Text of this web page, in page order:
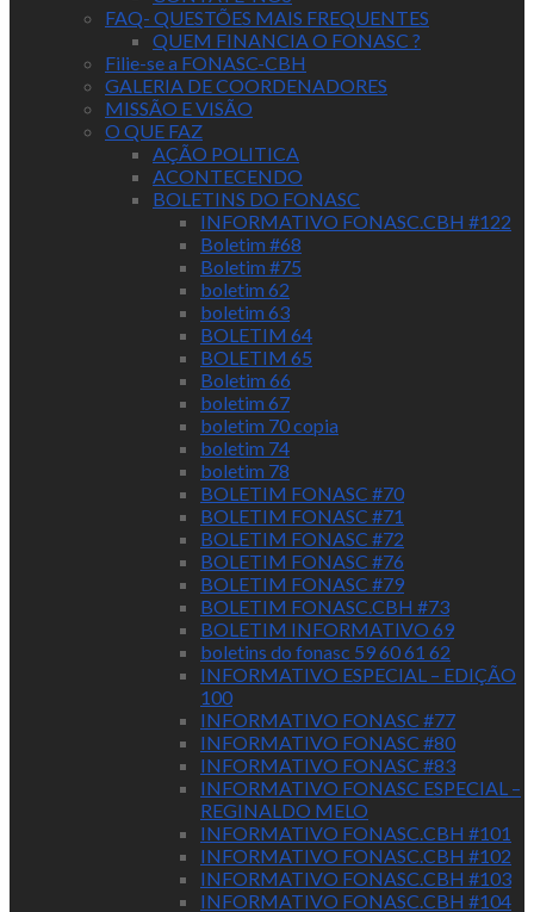
FAQ- QUESTÕES MAIS FREQUENTES
QUEM FINANCIA O FONASC ?
Filie-se a FONASC-CBH
GALERIA DE COORDENADORES
MISSÃO E VISÃO
O QUE FAZ
AÇÃO POLITICA
ACONTECENDO
BOLETINS DO FONASC
INFORMATIVO FONASC.CBH #122
Boletim #68
Boletim #75
boletim 62
boletim 63
BOLETIM 64
BOLETIM 65
Boletim 66
boletim 67
boletim 70 copia
boletim 74
boletim 78
BOLETIM FONASC #70
BOLETIM FONASC #71
BOLETIM FONASC #72
BOLETIM FONASC #76
BOLETIM FONASC #79
BOLETIM FONASC.CBH #73
BOLETIM INFORMATIVO 69
boletins do fonasc 59 60 61 62
INFORMATIVO ESPECIAL – EDIÇÃO
100
INFORMATIVO FONASC #77
INFORMATIVO FONASC #80
INFORMATIVO FONASC #83
INFORMATIVO FONASC ESPECIAL –
REGINALDO MELO
INFORMATIVO FONASC.CBH #101
INFORMATIVO FONASC.CBH #102
INFORMATIVO FONASC.CBH #103
INFORMATIVO FONASC.CBH #104